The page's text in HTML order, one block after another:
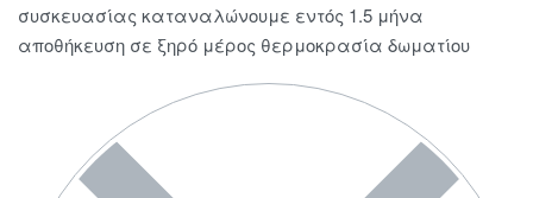
συσκευασίας καταναλώνουμε εντός 1.5 μήνα
αποθήκευση σε ξηρό μέρος θερμοκρασία δωματίου